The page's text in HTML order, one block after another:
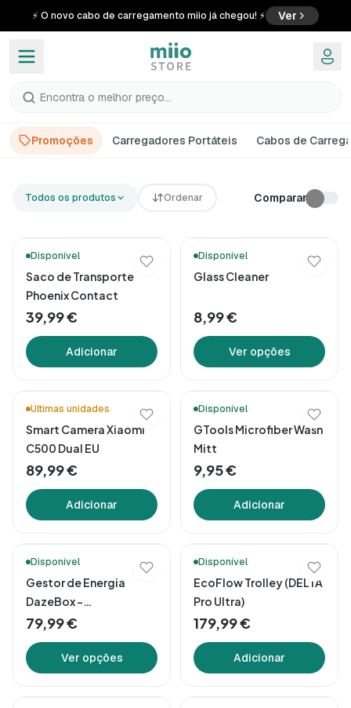
⚡ O novo cabo de carregamento miio já chegou! ⚡ Ver
Encontra o melhor preço...
Promoções Carregadores Portáteis Cabos de
Todos os produtos Ordenar Comparar
Disponível
Saco de Transporte
Phoenix Contact
39,99 €
Adicionar
Disponível
Glass Cleaner
8,99 €
Ver opções
Últimas unidades
Smart Camera Xiaomi
C500 Dual EU
89,99 €
Adicionar
Disponível
GTools Microfiber Wash
Mitt
9,95 €
Adicionar
Disponível
Gestor de Energia
DazeBox –
Balanceamento
Dinâmico de Carga
79,99 €
Ver opções
Disponível
EcoFlow Trolley (DELTA
Pro Ultra)
179,99 €
Adicionar